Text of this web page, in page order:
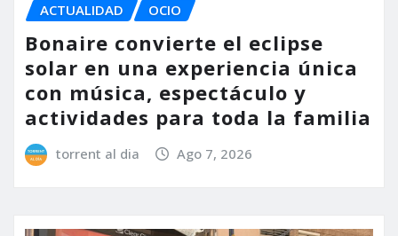
ACTUALIDAD OCIO
Bonaire convierte el eclipse
solar en una experiencia única
con música, espectáculo y
actividades para toda la familia
torrent al dia Ago 7, 2026